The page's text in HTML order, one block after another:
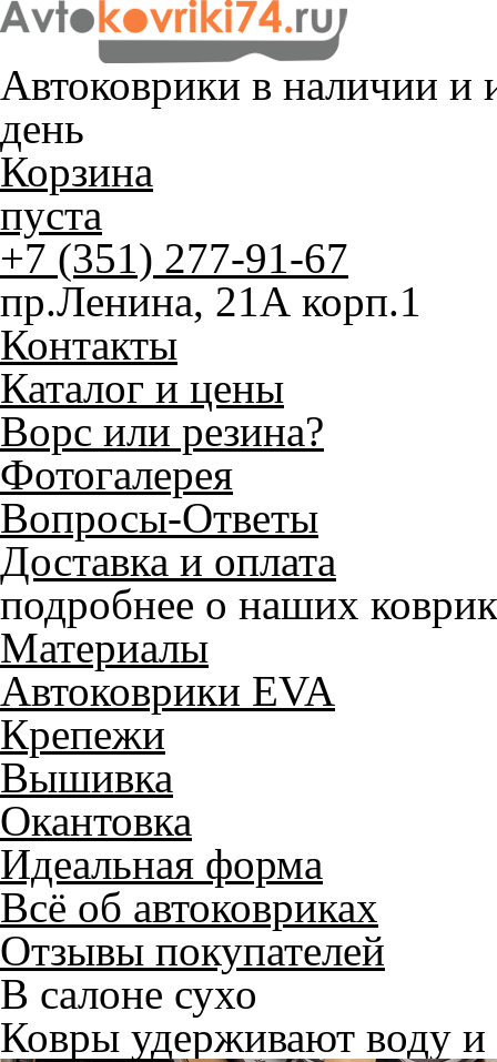
Автоковрики в наличии и
день
Корзина
пуста
+7 (351) 277-91-67
пр.Ленина, 21А корп.1
Контакты
Каталог и цены
Ворс или резина?
Фотогалерея
Вопросы-Ответы
Доставка и оплата
подробнее о наших
Материалы
Автоковрики EVA
Крепежи
Вышивка
Окантовка
Идеальная форма
Всё об автоковриках
Отзывы покупателей
В салоне сухо
Ковры удерживают воду и